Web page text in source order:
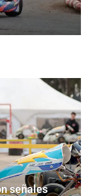
señales